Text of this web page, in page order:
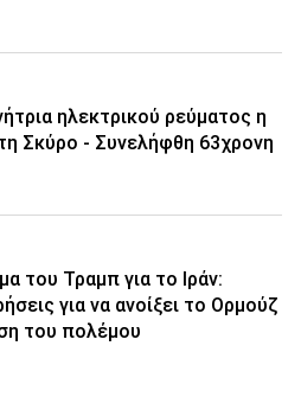
ηλεκτρικού ρεύματος η
Σκύρο - Συνελήφθη 63χρονη
του Τραμπ για το Ιράν:
για να ανοίξει το Ορμούζ
του πολέμου